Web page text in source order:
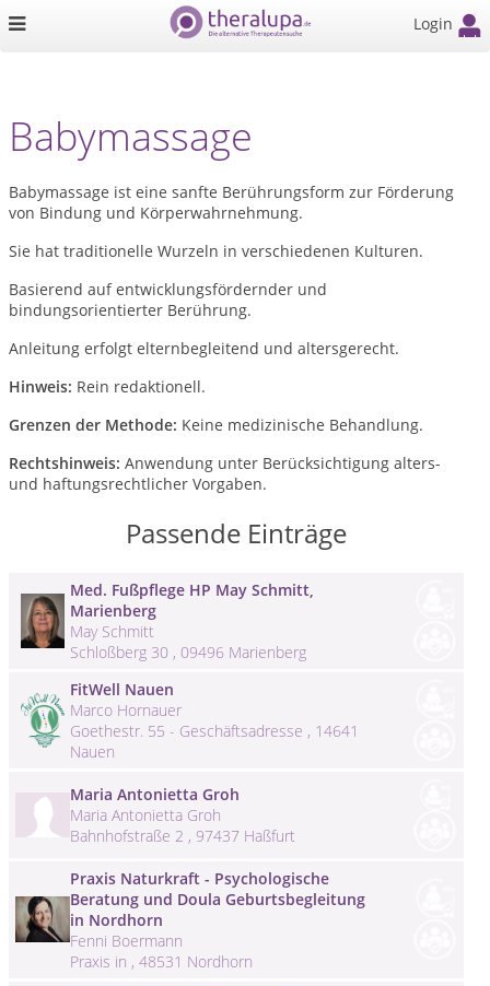
Login
Babymassage
Babymassage ist eine sanfte Berührungsform zur Förderung
von Bindung und Körperwahrnehmung.
Sie hat traditionelle Wurzeln in verschiedenen Kulturen.
Basierend auf entwicklungsfördernder und
bindungsorientierter Berührung.
Anleitung erfolgt elternbegleitend und altersgerecht.
Hinweis: Rein redaktionell.
Grenzen der Methode: Keine medizinische Behandlung.
Rechtshinweis: Anwendung unter Berücksichtigung alters-
und haftungsrechtlicher Vorgaben.
Passende Einträge
Med. Fußpflege HP May Schmitt,
Marienberg
May Schmitt
Schloßberg 30 , 09496 Marienberg
FitWell Nauen
Marco Hornauer
Goethestr. 55 - Geschäftsadresse , 14641
Nauen
Maria Antonietta Groh
Maria Antonietta Groh
Bahnhofstraße 2 , 97437 Haßfurt
Praxis Naturkraft - Psychologische
Beratung und Doula Geburtsbegleitung
in Nordhorn
Fenni Boermann
Praxis in , 48531 Nordhorn